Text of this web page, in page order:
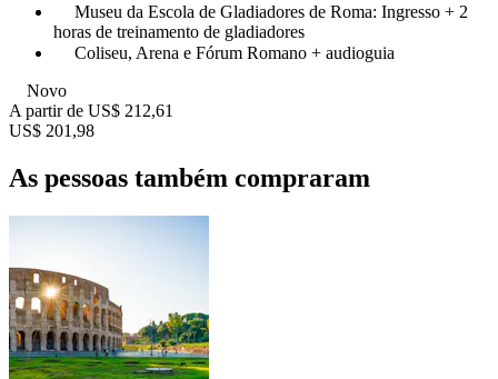
Museu da Escola de Gladiadores de Roma: Ingresso + 2
horas de treinamento de gladiadores
Coliseu, Arena e Fórum Romano + audioguia
Novo
A partir de US$ 212,61
US$ 201,98
As pessoas também compraram